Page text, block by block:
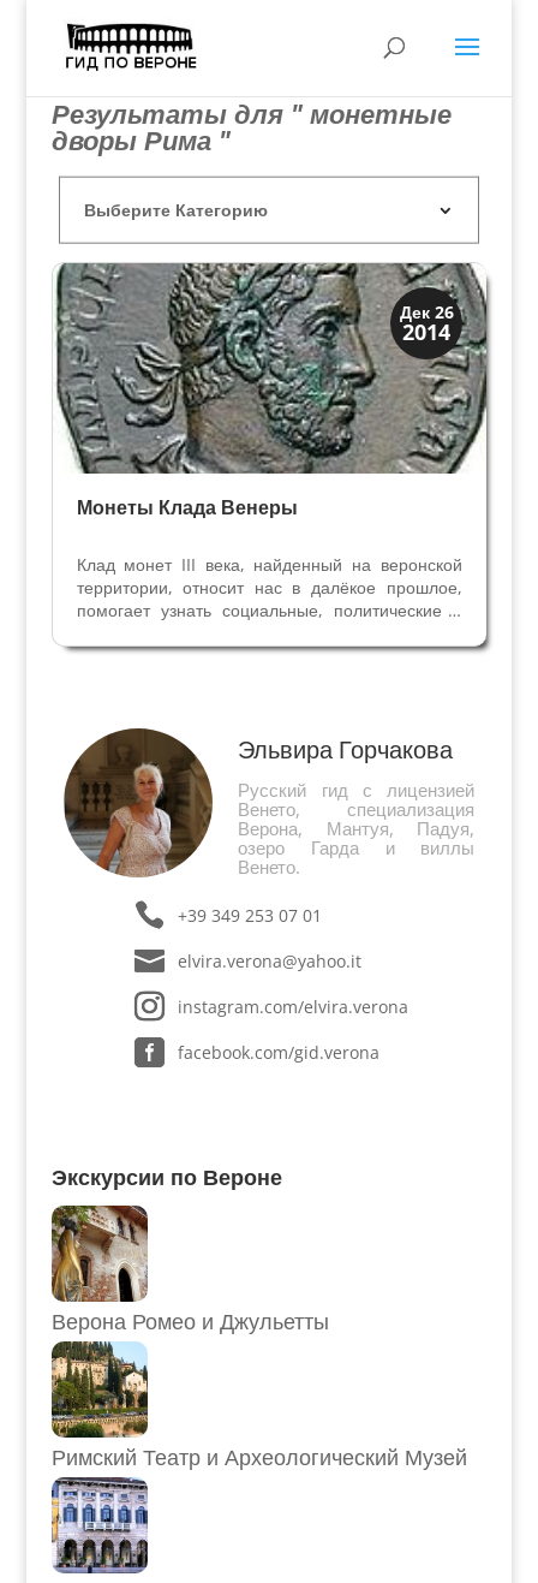
Результаты для " монетные
дворы Рима "
Дек 26
2014
История
Клады и медали
Монеты Клада Венеры
Клад монет III века, найденный на веронской
территории, относит нас в далёкое прошлое,
помогает узнать социальные, политические и
Империи. Самые старые монеты из клада
Эльвира Горчакова
Русский гид с лицензией
Венето, специализация
Верона, Мантуя, Падуя,
озеро Гарда и виллы
Венето.
+39 349 253 07 01
elvira.verona@yahoo.it
instagram.com/elvira.verona
facebook.com/gid.verona
Экскурсии по Вероне
Верона Ромео и Джульетты
Римский Театр и Археологический Музей